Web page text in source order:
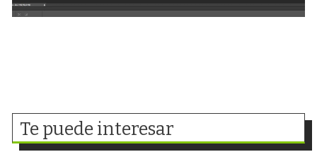
Te puede interesar